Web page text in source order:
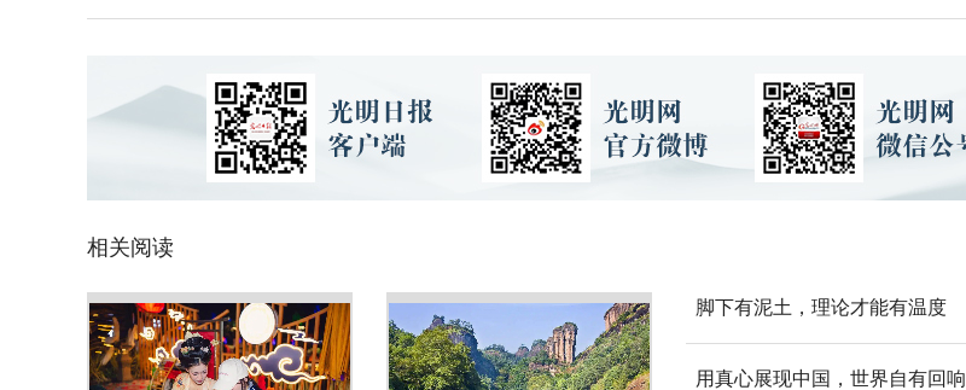
相关阅读
脚下有泥土，理论才能有温度
用真心展现中国，世界自有回响